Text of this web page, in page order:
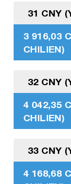
31 CNY
3 916,03
CHILIEN)
32 CNY
4 042,35
CHILIEN)
33 CNY
4 168,68